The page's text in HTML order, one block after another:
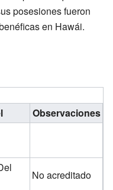
posesiones fueron
en Hawái.
Observaciones
No acreditado